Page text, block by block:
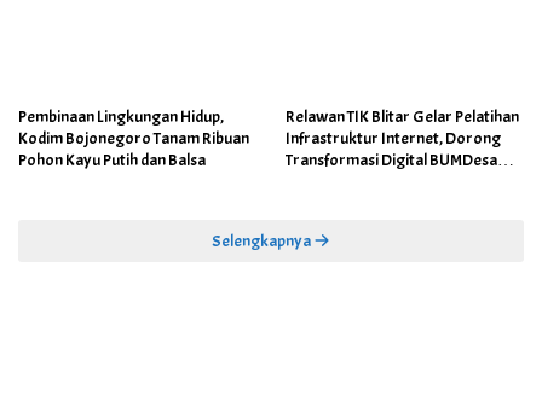
Pembinaan Lingkungan Hidup,
Kodim Bojonegoro Tanam Ribuan
Pohon Kayu Putih dan Balsa
Relawan TIK Blitar Gelar Pelatihan
Infrastruktur Internet, Dorong
Transformasi Digital BUMDesa
Selengkapnya